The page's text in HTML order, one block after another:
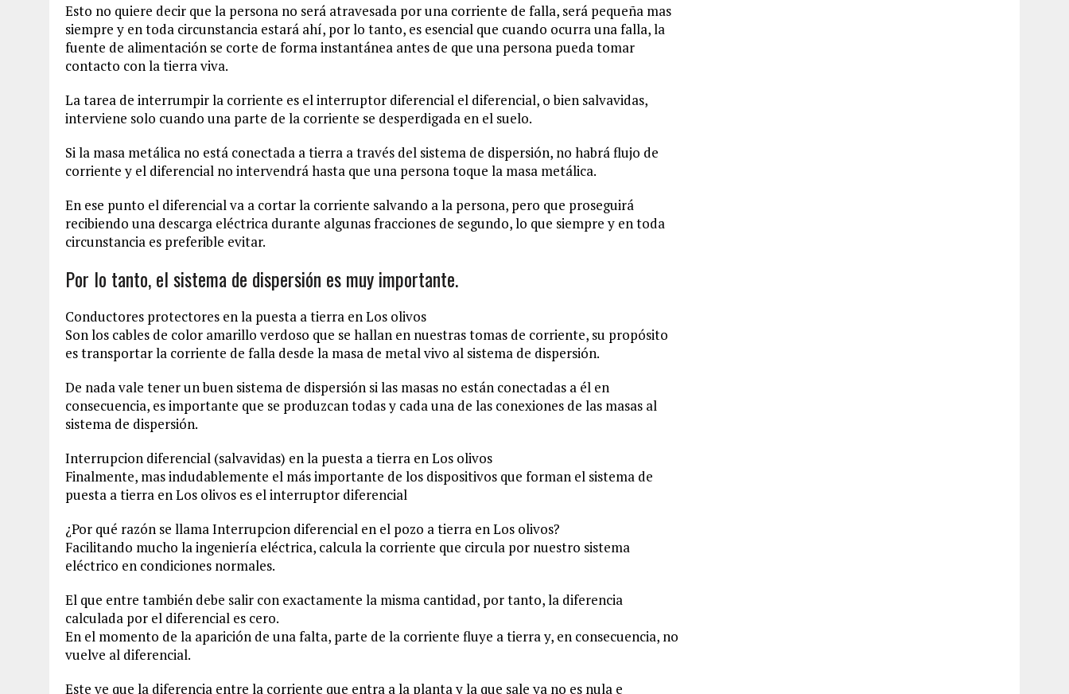
Esto no quiere decir que la persona no será atravesada por una corriente de falla, será pequeña mas
siempre y en toda circunstancia estará ahí, por lo tanto, es esencial que cuando ocurra una falla, la
fuente de alimentación se corte de forma instantánea antes de que una persona pueda tomar
contacto con la tierra viva.
La tarea de interrumpir la corriente es el interruptor diferencial el diferencial, o bien salvavidas,
interviene solo cuando una parte de la corriente se desperdigada en el suelo.
Si la masa metálica no está conectada a tierra a través del sistema de dispersión, no habrá flujo de
corriente y el diferencial no intervendrá hasta que una persona toque la masa metálica.
En ese punto el diferencial va a cortar la corriente salvando a la persona, pero que proseguirá
recibiendo una descarga eléctrica durante algunas fracciones de segundo, lo que siempre y en toda
circunstancia es preferible evitar.
Por lo tanto, el sistema de dispersión es muy importante.
Conductores protectores en la puesta a tierra en Los olivos
Son los cables de color amarillo verdoso que se hallan en nuestras tomas de corriente, su propósito
es transportar la corriente de falla desde la masa de metal vivo al sistema de dispersión.
De nada vale tener un buen sistema de dispersión si las masas no están conectadas a él en
consecuencia, es importante que se produzcan todas y cada una de las conexiones de las masas al
sistema de dispersión.
Interrupcion diferencial (salvavidas) en la puesta a tierra en Los olivos
Finalmente, mas indudablemente el más importante de los dispositivos que forman el sistema de
puesta a tierra en Los olivos es el interruptor diferencial
¿Por qué razón se llama Interrupcion diferencial en el pozo a tierra en Los olivos?
Facilitando mucho la ingeniería eléctrica, calcula la corriente que circula por nuestro sistema
eléctrico en condiciones normales.
El que entre también debe salir con exactamente la misma cantidad, por tanto, la diferencia
calculada por el diferencial es cero.
En el momento de la aparición de una falta, parte de la corriente fluye a tierra y, en consecuencia, no
vuelve al diferencial.
Este ve que la diferencia entre la corriente que entra a la planta y la que sale ya no es nula e